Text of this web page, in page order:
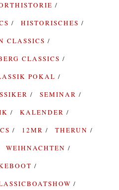
HISTORISCHES
CLASSICS
CLASSICS
POKAL
SEMINAR
KALENDER
12MR
THERUN
WEIHNACHTEN